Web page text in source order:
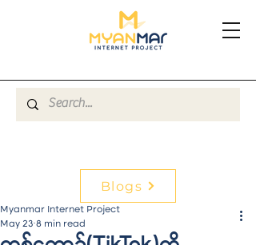
Blogs
Myanmar Internet Project
May 23 8 min read